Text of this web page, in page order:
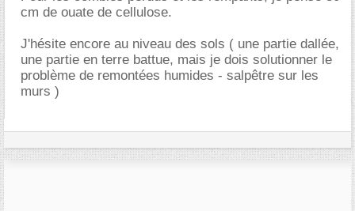
cm de ouate de cellulose.
J'hésite encore au niveau des sols ( une partie dallée,
une partie en terre battue, mais je dois solutionner le
problème de remontées humides - salpêtre sur les
murs )